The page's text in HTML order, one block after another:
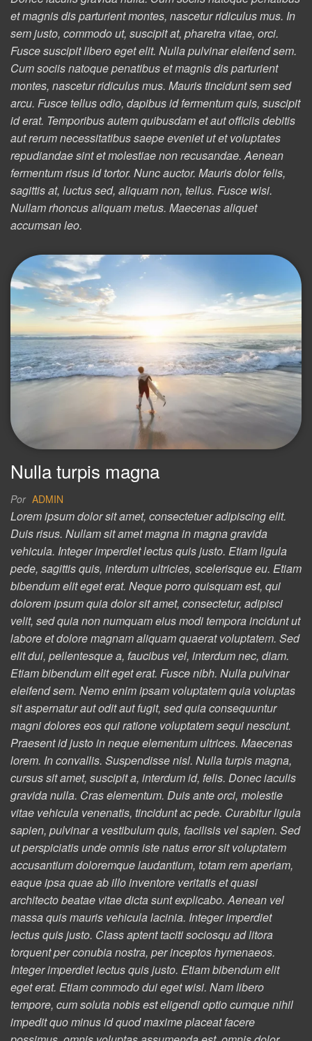
et magnis dis parturient montes, nascetur ridiculus mus. In
sem justo, commodo ut, suscipit at, pharetra vitae, orci.
Fusce suscipit libero eget elit. Nulla pulvinar eleifend sem.
Cum sociis natoque penatibus et magnis dis parturient
montes, nascetur ridiculus mus. Mauris tincidunt sem sed
arcu. Fusce tellus odio, dapibus id fermentum quis, suscipit
id erat. Temporibus autem quibusdam et aut officiis debitis
aut rerum necessitatibus saepe eveniet ut et voluptates
repudiandae sint et molestiae non recusandae. Aenean
fermentum risus id tortor. Nunc auctor. Mauris dolor felis,
sagittis at, luctus sed, aliquam non, tellus. Fusce wisi.
Nullam rhoncus aliquam metus. Maecenas aliquet
accumsan leo.
Nulla turpis magna
Por ADMIN
Lorem ipsum dolor sit amet, consectetuer adipiscing elit.
Duis risus. Nullam sit amet magna in magna gravida
vehicula. Integer imperdiet lectus quis justo. Etiam ligula
pede, sagittis quis, interdum ultricies, scelerisque eu. Etiam
bibendum elit eget erat. Neque porro quisquam est, qui
dolorem ipsum quia dolor sit amet, consectetur, adipisci
velit, sed quia non numquam eius modi tempora incidunt ut
labore et dolore magnam aliquam quaerat voluptatem. Sed
elit dui, pellentesque a, faucibus vel, interdum nec, diam.
Etiam bibendum elit eget erat. Fusce nibh. Nulla pulvinar
eleifend sem. Nemo enim ipsam voluptatem quia voluptas
sit aspernatur aut odit aut fugit, sed quia consequuntur
magni dolores eos qui ratione voluptatem sequi nesciunt.
Praesent id justo in neque elementum ultrices. Maecenas
lorem. In convallis. Suspendisse nisl. Nulla turpis magna,
cursus sit amet, suscipit a, interdum id, felis. Donec iaculis
gravida nulla. Cras elementum. Duis ante orci, molestie
vitae vehicula venenatis, tincidunt ac pede. Curabitur ligula
sapien, pulvinar a vestibulum quis, facilisis vel sapien. Sed
ut perspiciatis unde omnis iste natus error sit voluptatem
accusantium doloremque laudantium, totam rem aperiam,
eaque ipsa quae ab illo inventore veritatis et quasi
architecto beatae vitae dicta sunt explicabo. Aenean vel
massa quis mauris vehicula lacinia. Integer imperdiet
lectus quis justo. Class aptent taciti sociosqu ad litora
torquent per conubia nostra, per inceptos hymenaeos.
Integer imperdiet lectus quis justo. Etiam bibendum elit
eget erat. Etiam commodo dui eget wisi. Nam libero
tempore, cum soluta nobis est eligendi optio cumque nihil
impedit quo minus id quod maxime placeat facere